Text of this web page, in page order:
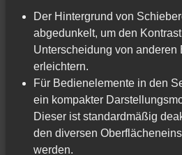
Der Hintergrund von
abgedunkelt, um den
Unterscheidung von anderen
erleichtern.
Für Bedienelemente in den
ein kompakter
Dieser ist standardmäßig
den diversen
werden.